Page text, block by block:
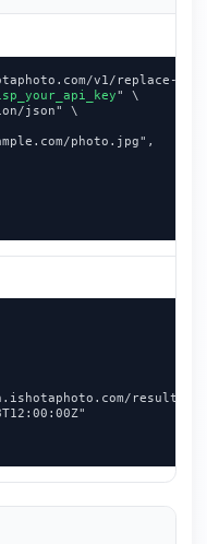
v1/replace-
" \
json" \
photo.jpg",
results/